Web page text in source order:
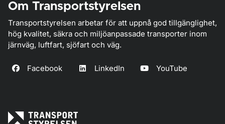
Om Transportstyrelsen
Transportstyrelsen arbetar för att uppnå god tillgänglighet,
hög kvalitet, säkra och miljöanpassade transporter inom
järnväg, luftfart, sjöfart och väg.
Facebook LinkedIn YouTube